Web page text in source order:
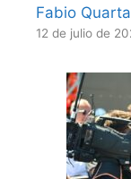
Fabio
12 de julio de